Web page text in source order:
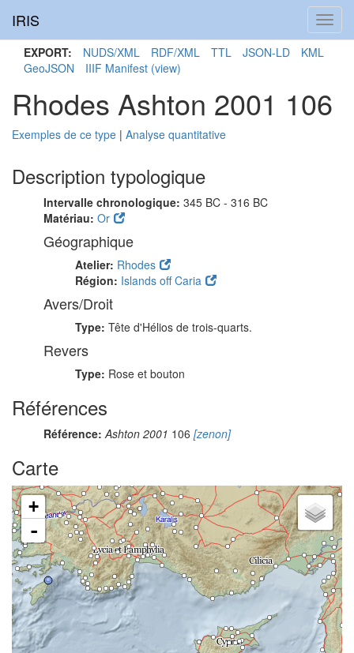
IRIS
EXPORT: NUDS/XML RDF/XML TTL JSON-LD
KML
GeoJSON
IIIF Manifest (view)
Rhodes Ashton 2001 106
Exemples de ce type | Analyse quantitative
Description typologique
Intervalle chronologique: 345 BC - 316 BC
Matériau: Or
Géographique
Atelier: Rhodes
Région: Islands off Caria
Avers/Droit
Type: Tête d'Hélios de trois-quarts.
Revers
Type: Rose et bouton
Références
Référence:Ashton 2001 106 [zenon]
Carte
+
-